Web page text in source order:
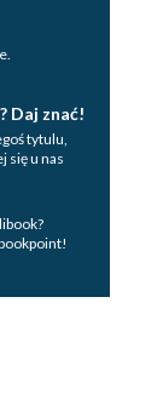
Daj znać!
tytulu,
się u nas